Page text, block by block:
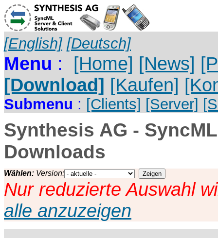
[English] [Deutsch]
Menu : [Home] [News]
[Download] [Kaufen]
Submenu : [Clients] [Server]
Synthesis AG -
Downloads
Wählen: Version:
Nur reduzierte Auswahl
alle anzuzeigen